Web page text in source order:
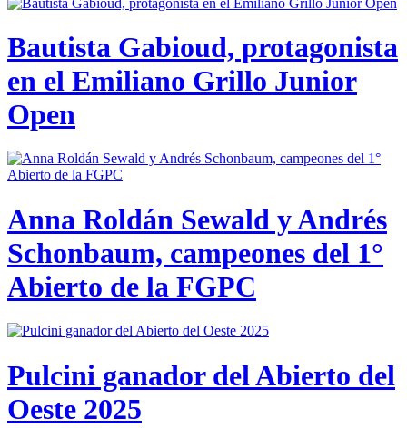
Bautista Gabioud, protagonista
en el Emiliano Grillo Junior
Open
Anna Roldán Sewald y Andrés
Schonbaum, campeones del 1°
Abierto de la FGPC
Pulcini ganador del Abierto del
Oeste 2025